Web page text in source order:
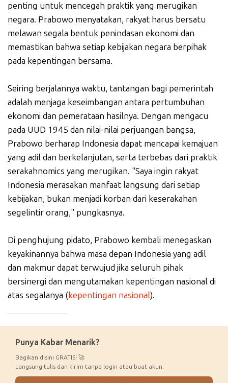
penting untuk mencegah praktik yang merugikan
negara. Prabowo menyatakan, rakyat harus bersatu
melawan segala bentuk penindasan ekonomi dan
memastikan bahwa setiap kebijakan negara berpihak
pada kepentingan bersama.
Seiring berjalannya waktu, tantangan bagi pemerintah
adalah menjaga keseimbangan antara pertumbuhan
ekonomi dan pemerataan hasilnya. Dengan mengacu
pada UUD 1945 dan nilai-nilai perjuangan bangsa,
Prabowo berharap Indonesia dapat mencapai kemajuan
yang adil dan berkelanjutan, serta terbebas dari praktik
serakahnomics yang merugikan. "Saya ingin rakyat
Indonesia merasakan manfaat langsung dari setiap
kebijakan, bukan menjadi korban dari keserakahan
segelintir orang," pungkasnya.
Di penghujung pidato, Prabowo kembali menegaskan
keyakinannya bahwa masa depan Indonesia yang adil
dan makmur dapat terwujud jika seluruh pihak
bersinergi dan mengutamakan kepentingan nasional di
atas segalanya (kepentingan nasional).
Punya Kabar Menarik?
Bagikan disini GRATIS! 🚀
Langsung tulis dan kirim tanpa login atau buat akun.